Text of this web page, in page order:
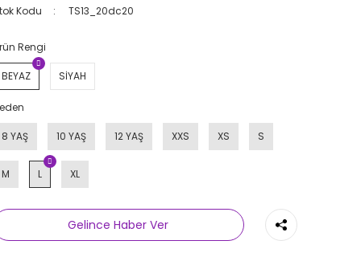
Kodu
TS13_20dc20
Rengi
BEYAZ SİYAH
8 YAŞ 10 YAŞ 12 YAŞ XXS XS S
M L XL
Gelince Haber Ver